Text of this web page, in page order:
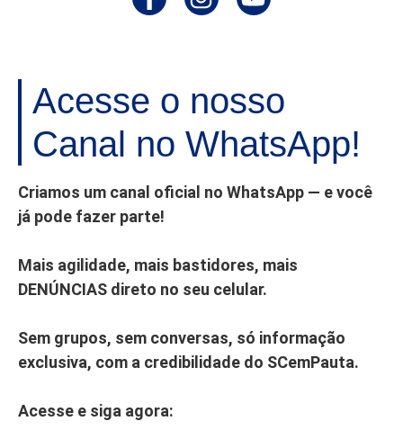
Acesse o nosso
Canal no WhatsApp!
Criamos um canal oficial no WhatsApp — e você
já pode fazer parte!
Mais agilidade, mais bastidores, mais
DENÚNCIAS direto no seu celular.
Sem grupos, sem conversas, só informação
exclusiva, com a credibilidade do SCemPauta.
Acesse e siga agora: